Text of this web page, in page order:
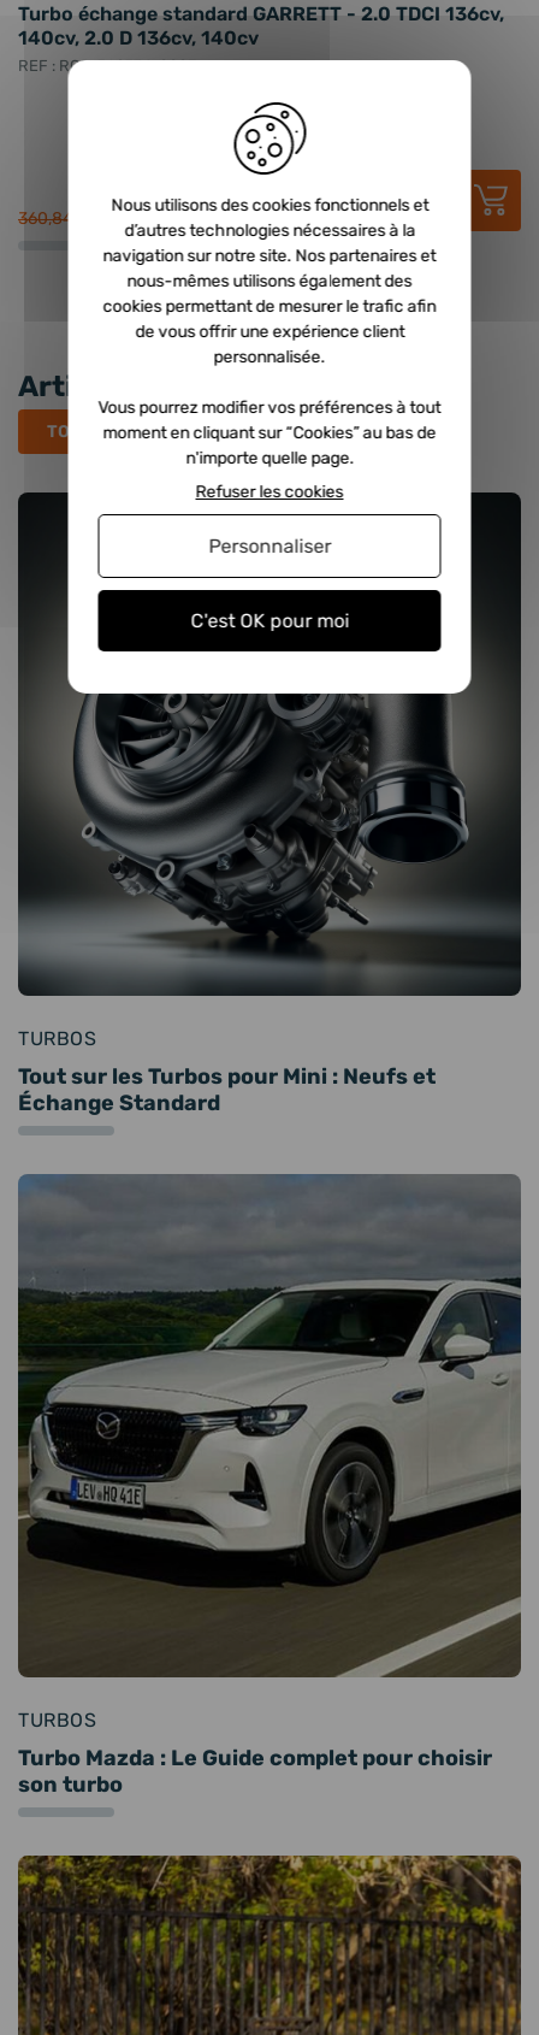
Turbo échange standard GARRETT - 2.0 TDCI 136cv,
140cv, 2.0 D 136cv, 140cv
REF : RCD-760774-0003
360,84 € 258,00 €TTC
Articles récents
TOUS LES ARTICLES
TURBOS
Tout sur les Turbos pour Mini : Neufs et
Échange Standard
TURBOS
Turbo Mazda : Le Guide complet pour choisir
son turbo
Nous utilisons des cookies fonctionnels et
d’autres technologies nécessaires à la
navigation sur notre site. Nos partenaires et
nous-mêmes utilisons également des
cookies permettant de mesurer le trafic afin
de vous offrir une expérience client
personnalisée.
Vous pourrez modifier vos préférences à tout
moment en cliquant sur “Cookies” au bas de
n'importe quelle page.
C'est OK pour moi
Refuser les cookies
Personnaliser